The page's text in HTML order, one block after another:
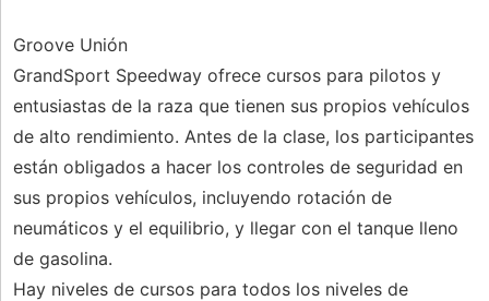
Groove Unión
GrandSport Speedway ofrece cursos para pilotos y
entusiastas de la raza que tienen sus propios vehículos
de alto rendimiento. Antes de la clase, los participantes
están obligados a hacer los controles de seguridad en
sus propios vehículos, incluyendo rotación de
neumáticos y el equilibrio, y llegar con el tanque lleno
de gasolina.
Hay niveles de cursos para todos los niveles de